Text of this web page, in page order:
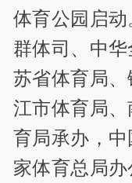
体育公园启
群体司、中
苏省体育局
江市体育局
育局承办，
家体育总局办